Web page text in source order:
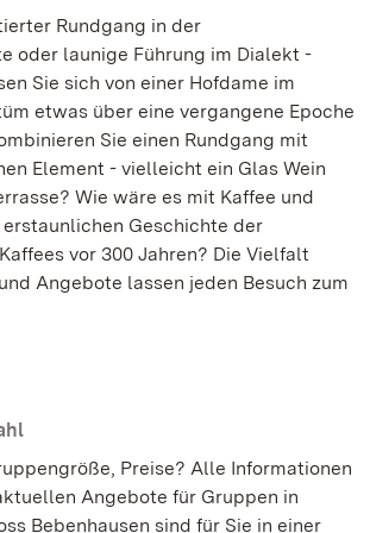
Rundgang in der
oder launige Führung im Dialekt -
Sie sich von einer Hofdame im
etwas über eine vergangene Epoche
Sie einen Rundgang mit
Element - vielleicht ein Glas Wein
Wie wäre es mit Kaffee und
erstaunlichen Geschichte der
vor 300 Jahren? Die Vielfalt
Angebote lassen jeden Besuch zum
Preise? Alle Informationen
Angebote für Gruppen in
Bebenhausen sind für Sie in einer